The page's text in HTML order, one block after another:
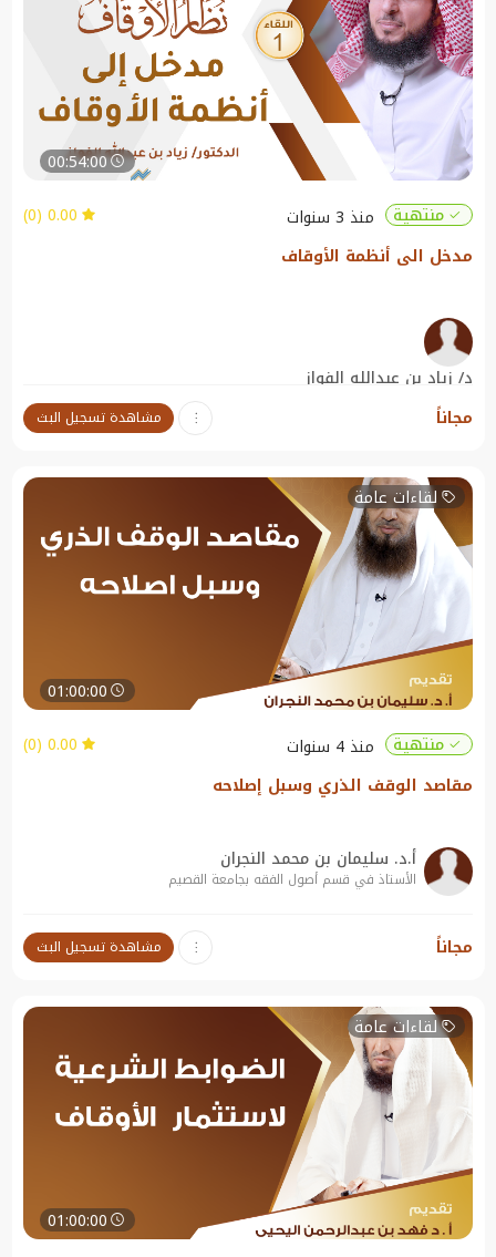
00:54:00
منتهية
منذ 3 سنوات
0.00 (0)
مدخل الى أنظمة الأوقاف
د/ زياد بن عبدالله الفواز
عضو هيئة التدريس في المعهد العالي للقضاء و المستشار في الهيئة العامة
للأوقاف سابقا
مدخل الى أنظمة الأوقاف
مجاناً مشاهدة تسجيل البث
لقاءات عامة
01:00:00
منتهية
منذ 4 سنوات
0.00 (0)
مقاصد الوقف الذري وسبل إصلاحه
أ.د. سليمان بن محمد النجران
الأستاذ في قسم أصول الفقه بجامعة القصيم
نبذة عن الندوة:
11
مجاناً مشاهدة تسجيل البث
لقاءات عامة
01:00:00